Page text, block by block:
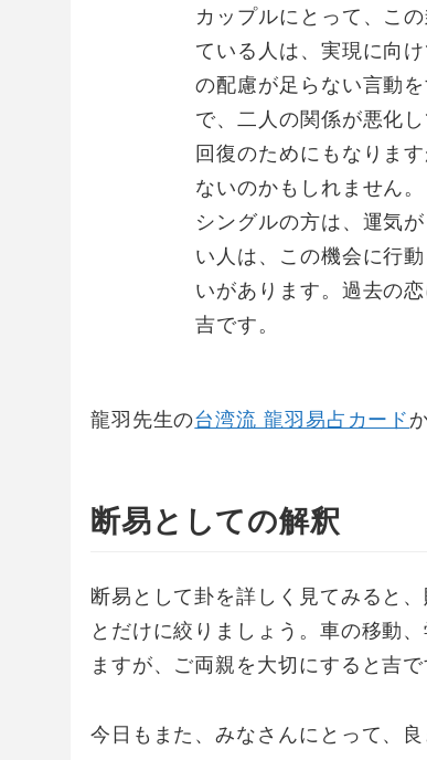
カップルにとって、こ
ている人は、実現に向
の配慮が足らない言動
で、二人の関係が悪化
回復のためにもなりま
ないのかもしれません。
シングルの方は、運気
い人は、この機会に行
いがあります。過去の
吉です。
龍羽先生の台湾流 龍羽易占カード
断易としての解釈
断易として卦を詳しく見てみると
とだけに絞りましょう。車の移動
ますが、ご両親を大切にすると吉で
今日もまた、みなさんにとって、